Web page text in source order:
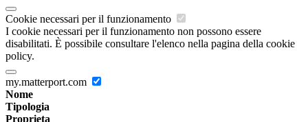
Cookie necessari per il funzionamento
I cookie necessari per il funzionamento non possono essere
disabilitati. È possibile consultare l'elenco nella pagina della cookie
policy.
my.matterport.com
Nome
Tipologia
Proprieta